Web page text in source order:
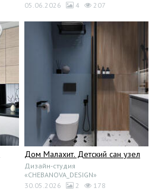
05.06.2026
4 207
Дом Малахит. Детский сан узел
Дизайн-студия
«CHEBANOVA_DESIGN»
30.05.2026
2 178